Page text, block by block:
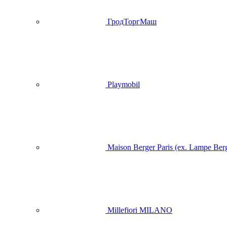
ГродТоргМаш
Playmobil
Maison Berger Paris (ex. Lampe
Millefiori MILANO